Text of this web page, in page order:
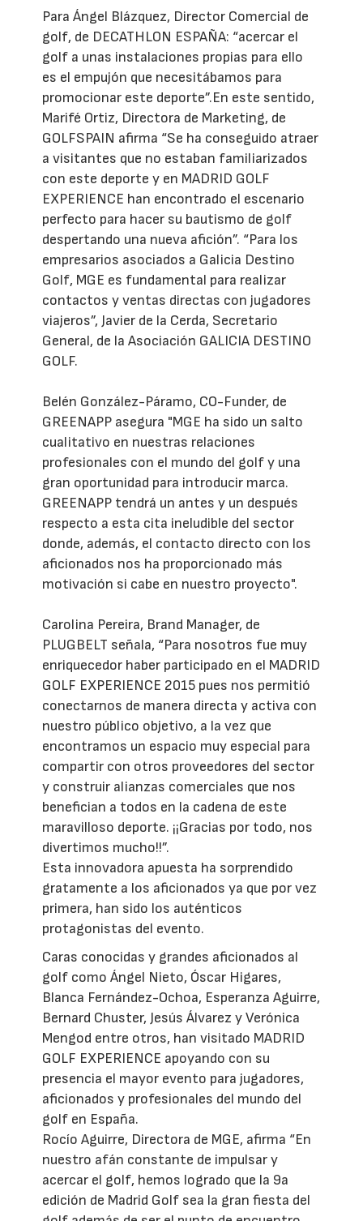
Para Ángel Blázquez, Director Comercial de
golf, de DECATHLON ESPAÑA: “acercar el
golf a unas instalaciones propias para ello
es el empujón que necesitábamos para
promocionar este deporte”.En este sentido,
Marifé Ortiz, Directora de Marketing, de
GOLFSPAIN afirma “Se ha conseguido atraer
a visitantes que no estaban familiarizados
con este deporte y en MADRID GOLF
EXPERIENCE han encontrado el escenario
perfecto para hacer su bautismo de golf
despertando una nueva afición”. “Para los
empresarios asociados a Galicia Destino
Golf, MGE es fundamental para realizar
contactos y ventas directas con jugadores
viajeros”, Javier de la Cerda, Secretario
General, de la Asociación GALICIA DESTINO
GOLF.
Belén González-Páramo, CO-Funder, de
GREENAPP asegura "MGE ha sido un salto
cualitativo en nuestras relaciones
profesionales con el mundo del golf y una
gran oportunidad para introducir marca.
GREENAPP tendrá un antes y un después
respecto a esta cita ineludible del sector
donde, además, el contacto directo con los
aficionados nos ha proporcionado más
motivación si cabe en nuestro proyecto".
Carolina Pereira, Brand Manager, de
PLUGBELT señala, “Para nosotros fue muy
enriquecedor haber participado en el MADRID
GOLF EXPERIENCE 2015 pues nos permitió
conectarnos de manera directa y activa con
nuestro público objetivo, a la vez que
encontramos un espacio muy especial para
compartir con otros proveedores del sector
y construir alianzas comerciales que nos
benefician a todos en la cadena de este
maravilloso deporte. ¡¡Gracias por todo, nos
divertimos mucho!!”.
Esta innovadora apuesta ha sorprendido
gratamente a los aficionados ya que por vez
primera, han sido los auténticos
protagonistas del evento.
Caras conocidas y grandes aficionados al
golf como Ángel Nieto, Óscar Higares,
Blanca Fernández-Ochoa, Esperanza Aguirre,
Bernard Chuster, Jesús Álvarez y Verónica
Mengod entre otros, han visitado MADRID
GOLF EXPERIENCE apoyando con su
presencia el mayor evento para jugadores,
aficionados y profesionales del mundo del
golf en España.
Rocío Aguirre, Directora de MGE, afirma “En
nuestro afán constante de impulsar y
acercar el golf, hemos logrado que la 9a
edición de Madrid Golf sea la gran fiesta del